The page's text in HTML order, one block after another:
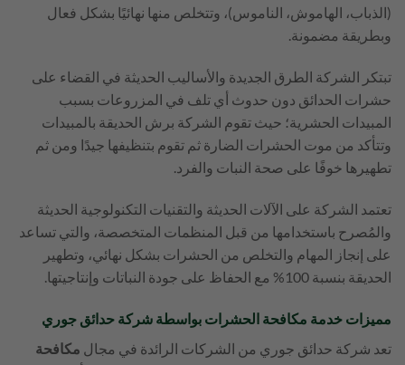
(الذباب، الهاموش، الناموس)، وتتخلص منها نهائيًا بشكل فعال
وبطريقة مضمونة.
تبتكر الشركة الطرق الجديدة والأساليب الحديثة في القضاء على
حشرات الحدائق دون حدوث أي تلف في المزروعات بسبب
المبيدات الحشرية؛ حيث تقوم الشركة برش الحديقة بالمبيدات
وتتأكد من موت الحشرات الضارة ثم تقوم بتنظيفها جيدًا ومن ثم
تطهيرها خوفًا على صحة النبات والفرد.
تعتمد الشركة على الآلات الحديثة والتقنيات التكنولوجية الحديثة
والمُصرح باستخدامها من قبل المنظمات المتخصصة، والتي تساعد
على إنجاز المهام والتخلص من الحشرات بشكل نهائي، وتطهير
الحديقة بنسبة 100% مع الحفاظ على جودة النباتات وإنتاجيتها.
مميزات خدمة مكافحة الحشرات بواسطة شركة حدائق جوري
تعد شركة حدائق جوري من الشركات الرائدة في مجال مكافحة